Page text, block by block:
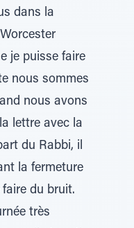
dans la
je puisse faire
nous sommes
nous avons
lettre avec la
du Rabbi, il
la fermeture
du bruit.
très